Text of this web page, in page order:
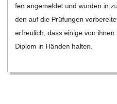
D
T
-
fen ange­mel­det und wur­den in
den auf die Prü­fun­gen
erfreu­lich, dass einige von
Diplom in Hän­den hal­ten.